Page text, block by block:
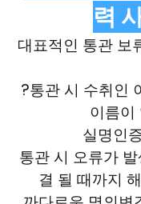
력
대표적인 통관 보
?통관 시 수취인
이름이
실명인
통관 시 오류가
결 될 때까지